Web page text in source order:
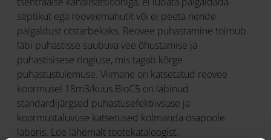
septikut ega reoveemahutit või ei peeta nende
paigaldust otstarbekaks. Reovee puhastamine toimub
läbi puhastisse suubuva vee õhustamise ja
puhastisisese ringluse, mis tagab kõrge
puhastustulemuse. Viimane on katsetatud reovee
koormusel 18m3/kuus.BioC5 on läbinud
standardijärgsed puhastusefektiivsuse ja
koormustaluvuse katsetused kolmanda osapoole
laboris. Loe lähemalt tootekataloogist.